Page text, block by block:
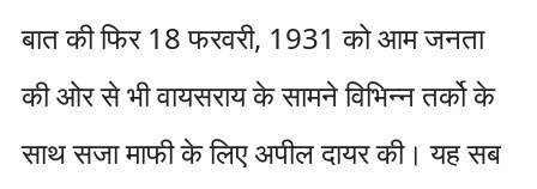
बात की फिर 18 फरवरी, 1931 को आम जनता
की ओर से भी वायसराय के सामने विभिन्न तर्को के
साथ सजा माफी के लिए अपील दायर की। यह सब